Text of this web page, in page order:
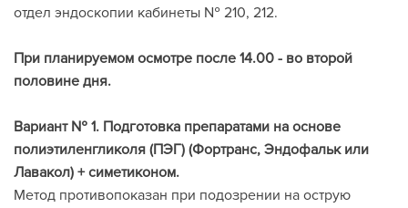
отдел эндоскопии кабинеты № 210, 212.
При планируемом осмотре после 14.00 - во второй
половине дня.
Вариант № 1. Подготовка препаратами на основе
полиэтиленгликоля (ПЭГ) (Фортранс, Эндофальк или
Лавакол) + симетиконом.
Метод противопоказан при подозрении на острую